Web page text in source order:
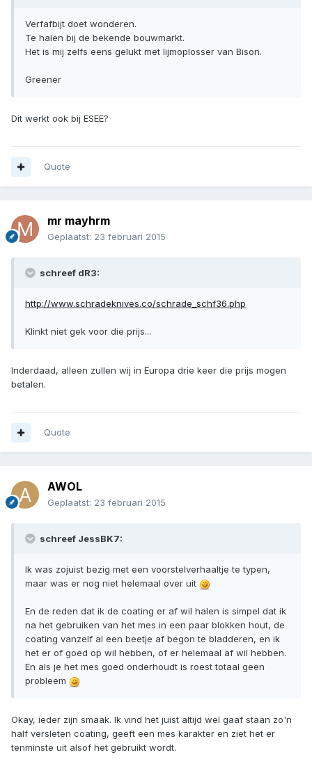
Verfafbijt doet wonderen.
Te halen bij de bekende bouwmarkt.
Het is mij zelfs eens gelukt met lijmoplosser van Bison.
Greener
Dit werkt ook bij ESEE?
Quote
mr mayhrm
Geplaatst: 23 februari 2015
schreef dR3:
http://www.schradeknives.co/schrade_schf36.php
Klinkt niet gek voor die prijs...
Inderdaad, alleen zullen wij in Europa drie keer die prijs mogen
betalen.
Quote
AWOL
Geplaatst: 23 februari 2015
schreef JessBK7:
Ik was zojuist bezig met een voorstelverhaaltje te typen,
maar was er nog niet helemaal over uit
En de reden dat ik de coating er af wil halen is simpel dat ik
na het gebruiken van het mes in een paar blokken hout, de
coating vanzelf al een beetje af begon te bladderen, en ik
het er of goed op wil hebben, of er helemaal af wil hebben.
En als je het mes goed onderhoudt is roest totaal geen
probleem
Okay, ieder zijn smaak. Ik vind het juist altijd wel gaaf staan zo'n
half versleten coating, geeft een mes karakter en ziet het er
tenminste uit alsof het gebruikt wordt.